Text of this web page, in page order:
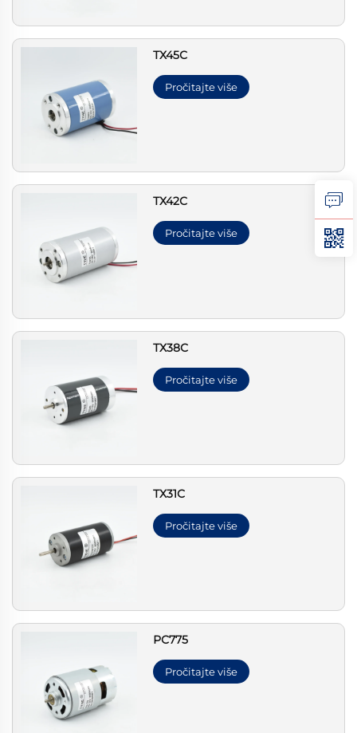
ТХ45С
Pročitajte više
ТХ42С
Pročitajte više
ТХ38С
Pročitajte više
ТХ31С
Pročitajte više
РС775
Pročitajte više